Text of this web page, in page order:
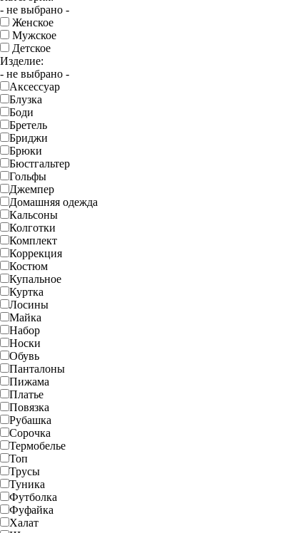
- не выбрано -
Женское
Мужское
Детское
Изделие:
- не выбрано -
Аксессуар
Блузка
Боди
Бретель
Бриджи
Брюки
Бюстгальтер
Гольфы
Джемпер
Домашняя одежда
Кальсоны
Колготки
Комплект
Коррекция
Костюм
Купальное
Куртка
Лосины
Майка
Набор
Носки
Обувь
Панталоны
Пижама
Платье
Повязка
Рубашка
Сорочка
Термобелье
Топ
Трусы
Туника
Футболка
Фуфайка
Халат